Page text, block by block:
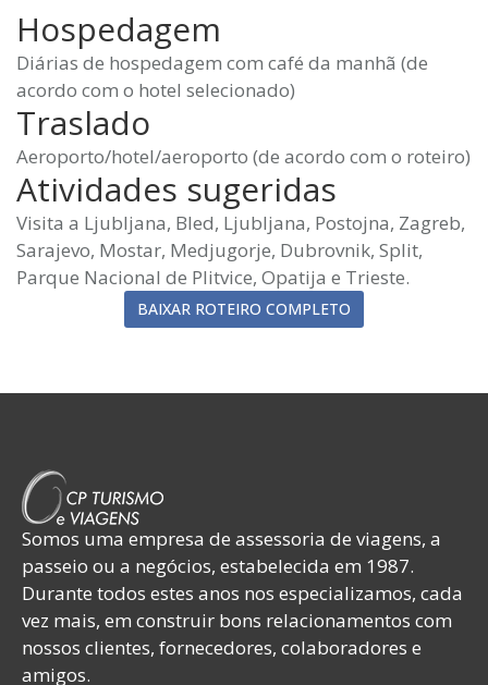
Hospedagem
Diárias de hospedagem com café da manhã (de
acordo com o hotel selecionado)
Traslado
Aeroporto/hotel/aeroporto (de acordo com o roteiro)
Atividades sugeridas
Visita a Ljubljana, Bled, Ljubljana, Postojna, Zagreb,
Sarajevo, Mostar, Medjugorje, Dubrovnik, Split,
Parque Nacional de Plitvice, Opatija e Trieste.
BAIXAR ROTEIRO COMPLETO
Somos uma empresa de assessoria de viagens, a
passeio ou a negócios, estabelecida em 1987.
Durante todos estes anos nos especializamos, cada
vez mais, em construir bons relacionamentos com
nossos clientes, fornecedores, colaboradores e
amigos.